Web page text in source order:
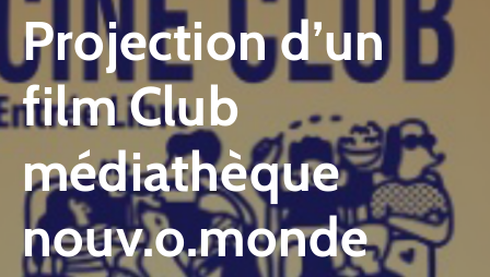
ROUSSET
ÉDUCATION
ET
JEUNESSE
SOLIDARITÉS
ÉCONOMIE
ANIMATION
Projection d’un
film Club
médiathèque
nouv.o.monde